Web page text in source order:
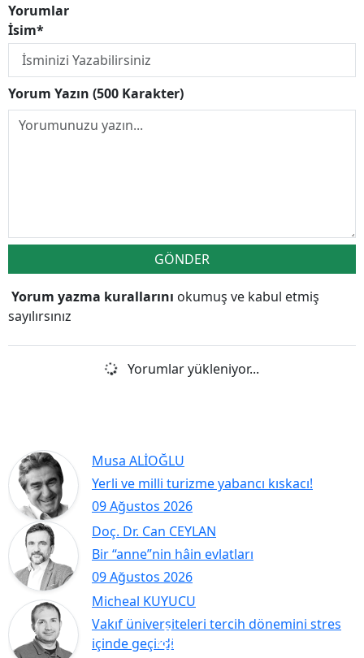
Yorumlar
İsim*
Yorum Yazın (500 Karakter)
GÖNDER
Yorum yazma kurallarını okumuş ve kabul etmiş
sayılırsınız
Yorumlar yükleniyor...
Musa ALİOĞLU
09 Ağustos 2026
Yerli ve milli turizme yabancı kıskacı!
Doç. Dr. Can CEYLAN
09 Ağustos 2026
Bir “anne”nin hâin evlatları
Micheal KUYUCU
Vakıf üniversiteleri tercih dönemini stres
içinde geçirdi